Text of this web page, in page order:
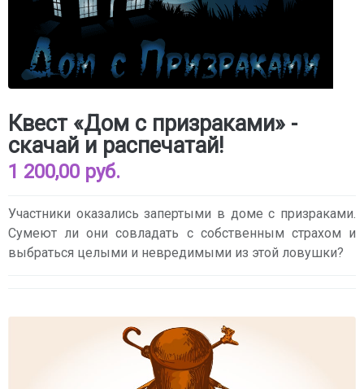
Квест «Дом с призраками» -
скачай и распечатай!
1 200,00 руб.
Участники оказались запертыми в доме с призраками.
Сумеют ли они совладать с собственным страхом и
выбраться целыми и невредимыми из этой ловушки?